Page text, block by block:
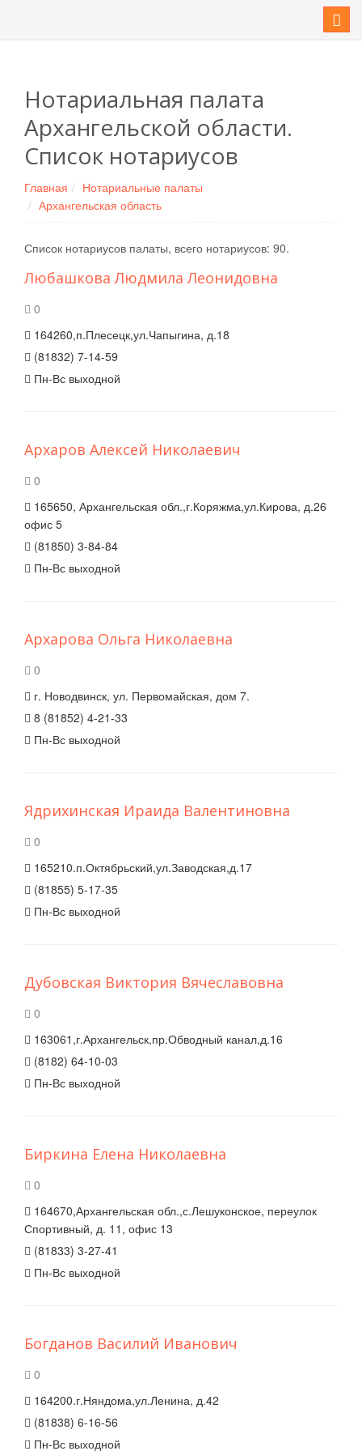
Меню
Нотариальная палата
Архангельской области.
Список нотариусов
Главная
Нотариальные палаты
Архангельская область
Список нотариусов палаты, всего нотариусов: 90.
Любашкова Людмила Леонидовна
0
164260,п.Плесецк,ул.Чапыгина, д.18
(81832) 7-14-59
Пн-Вс выходной
Архаров Алексей Николаевич
0
165650, Архангельская обл.,г.Коряжма,ул.Кирова, д.26
офис 5
(81850) 3-84-84
Пн-Вс выходной
Архарова Ольга Николаевна
0
г. Новодвинск, ул. Первомайская, дом 7.
8 (81852) 4-21-33
Пн-Вс выходной
Ядрихинская Ираида Валентиновна
0
165210.п.Октябрьский,ул.Заводская,д.17
(81855) 5-17-35
Пн-Вс выходной
Дубовская Виктория Вячеславовна
0
163061,г.Архангельск,пр.Обводный канал,д.16
(8182) 64-10-03
Пн-Вс выходной
Биркина Елена Николаевна
0
164670,Архангельская обл.,с.Лешуконское, переулок
Спортивный, д. 11, офис 13
(81833) 3-27-41
Пн-Вс выходной
Богданов Василий Иванович
0
164200.г.Няндома,ул.Ленина, д.42
(81838) 6-16-56
Пн-Вс выходной